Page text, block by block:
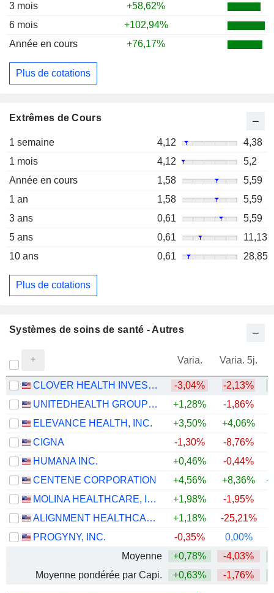
3 mois
+58,62%
6 mois
+102,94%
Année en cours
+76,17%
Plus de cotations
Extrêmes de Cours
1 semaine 4,12
4,38
1 mois
4,12
5,2
Année en cours
1,58
5,59
1 an
1,58
5,59
3 ans
0,61
5,59
5 ans
0,61
11,13
10 ans
0,61 28,85
Plus de cotations
Systèmes de soins de santé - Autres
Varia. Varia. 5j.
CLOVER HEALTH INVESTMENTS, CORP. -3,04% -2,13%
UNITEDHEALTH GROUP INC.
+1,28% -1,86%
ELEVANCE HEALTH, INC.
+3,50% +4,06%
CIGNA
-1,30% -8,76%
HUMANA INC.
+0,46% -0,44%
CENTENE CORPORATION
+4,56% +8,36%
MOLINA HEALTHCARE, INC.
+1,98% -1,95%
ALIGNMENT HEALTHCARE, INC.
+1,18% -25,21%
PROGYNY, INC.
-0,35% 0,00%
Moyenne
+0,78% -4,03%
Moyenne pondérée par Capi.
+0,63% -1,76%